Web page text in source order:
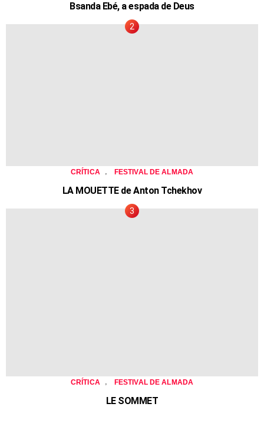
Bsanda Ebé, a espada de Deus
CRÍTICA , FESTIVAL DE ALMADA
LA MOUETTE de Anton Tchekhov
CRÍTICA , FESTIVAL DE ALMADA
LE SOMMET